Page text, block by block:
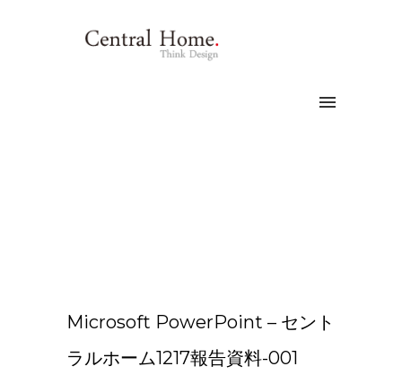
Microsoft PowerPoint – セント
ラルホーム1217報告資料-001